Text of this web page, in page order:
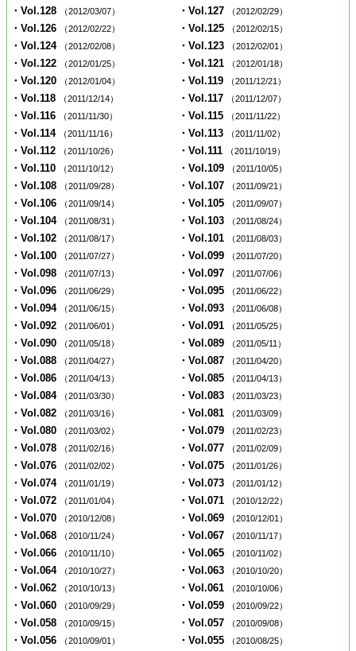
・Vol.128 （2012/03/07） ・Vol.127 （2012/02/29）
・Vol.126 （2012/02/22） ・Vol.125 （2012/02/15）
・Vol.124 （2012/02/08） ・Vol.123 （2012/02/01）
・Vol.122 （2012/01/25） ・Vol.121 （2012/01/18）
・Vol.120 （2012/01/04） ・Vol.119 （2011/12/21）
・Vol.118 （2011/12/14） ・Vol.117 （2011/12/07）
・Vol.116 （2011/11/30） ・Vol.115 （2011/11/22）
・Vol.114 （2011/11/16） ・Vol.113 （2011/11/02）
・Vol.112 （2011/10/26） ・Vol.111 （2011/10/19）
・Vol.110 （2011/10/12） ・Vol.109 （2011/10/05）
・Vol.108 （2011/09/28） ・Vol.107 （2011/09/21）
・Vol.106 （2011/09/14） ・Vol.105 （2011/09/07）
・Vol.104 （2011/08/31） ・Vol.103 （2011/08/24）
・Vol.102 （2011/08/17） ・Vol.101 （2011/08/03）
・Vol.100 （2011/07/27） ・Vol.099 （2011/07/20）
・Vol.098 （2011/07/13） ・Vol.097 （2011/07/06）
・Vol.096 （2011/06/29） ・Vol.095 （2011/06/22）
・Vol.094 （2011/06/15） ・Vol.093 （2011/06/08）
・Vol.092 （2011/06/01） ・Vol.091 （2011/05/25）
・Vol.090 （2011/05/18） ・Vol.089 （2011/05/11）
・Vol.088 （2011/04/27） ・Vol.087 （2011/04/20）
・Vol.086 （2011/04/13） ・Vol.085 （2011/04/13）
・Vol.084 （2011/03/30） ・Vol.083 （2011/03/23）
・Vol.082 （2011/03/16） ・Vol.081 （2011/03/09）
・Vol.080 （2011/03/02） ・Vol.079 （2011/02/23）
・Vol.078 （2011/02/16） ・Vol.077 （2011/02/09）
・Vol.076 （2011/02/02） ・Vol.075 （2011/01/26）
・Vol.074 （2011/01/19） ・Vol.073 （2011/01/12）
・Vol.072 （2011/01/04） ・Vol.071 （2010/12/22）
・Vol.070 （2010/12/08） ・Vol.069 （2010/12/01）
・Vol.068 （2010/11/24） ・Vol.067 （2010/11/17）
・Vol.066 （2010/11/10） ・Vol.065 （2010/11/02）
・Vol.064 （2010/10/27） ・Vol.063 （2010/10/20）
・Vol.062 （2010/10/13） ・Vol.061 （2010/10/06）
・Vol.060 （2010/09/29） ・Vol.059 （2010/09/22）
・Vol.058 （2010/09/15） ・Vol.057 （2010/09/08）
・Vol.056 （2010/09/01） ・Vol.055 （2010/08/25）